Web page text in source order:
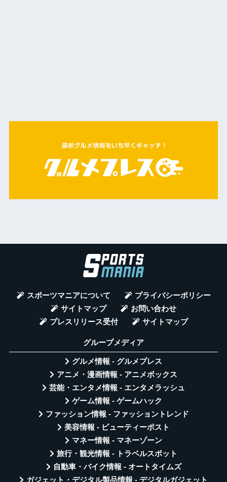
スポーツマニアについて
プライバシーポリシー
サイトマップ
お問い合わせ
プレスリリース受付
サイトマップ
グループメディア
グルメ情報 - グルメプレス
アニメ・漫画情報 - アニメボックス
芸能・エンタメ情報 - エンタメラッシュ
ゲーム情報 - ゲームハック
ファッション情報 - ファッショントレンド
美容情報 - ビューティーポスト
マネー情報 - マネーゾーン
旅行・観光情報 - トラベルスポット
自動車・バイク情報 - オートタイムズ
ガジェット・デジタル製品情報 - デジタルガジェット